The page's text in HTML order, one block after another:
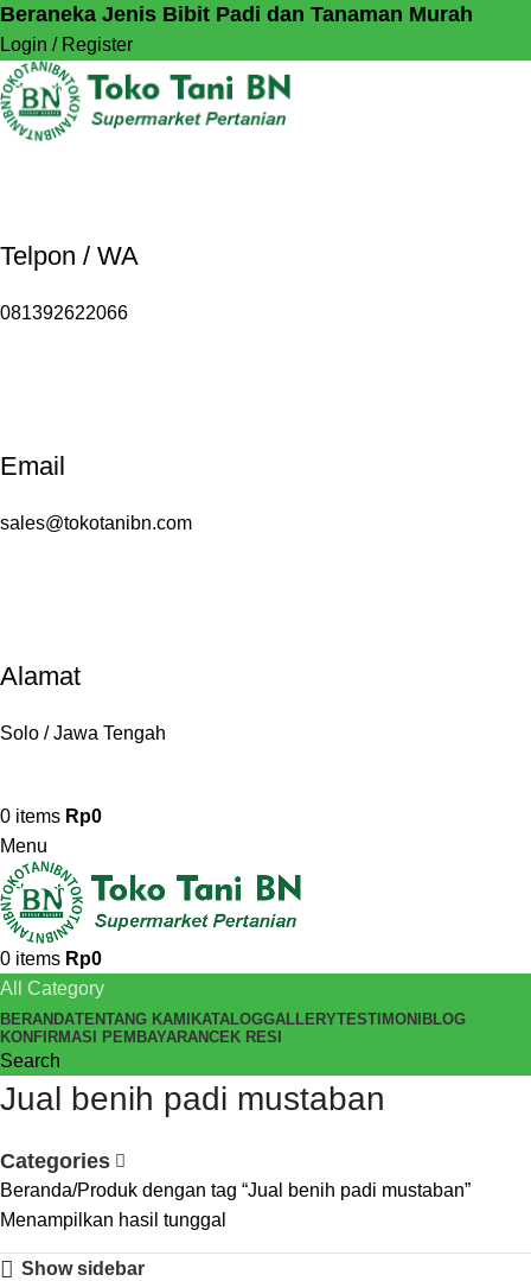
Beraneka Jenis Bibit Padi dan Tanaman Murah
Login / Register
Telpon / WA
081392622066
Email
sales@tokotanibn.com
Alamat
Solo / Jawa Tengah
0 items Rp0
Menu
0 items Rp0
All Category
BERANDATENTANG KAMIKATALOGGALLERYTESTIMONIBLOG
KONFIRMASI PEMBAYARANCEK RESI
Search
Jual benih padi mustaban
Categories
Beranda Produk dengan tag “Jual benih padi mustaban”
Menampilkan hasil tunggal
Show sidebar